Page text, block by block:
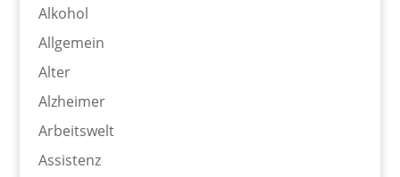
Alkohol
Allgemein
Alter
Alzheimer
Arbeitswelt
Assistenz